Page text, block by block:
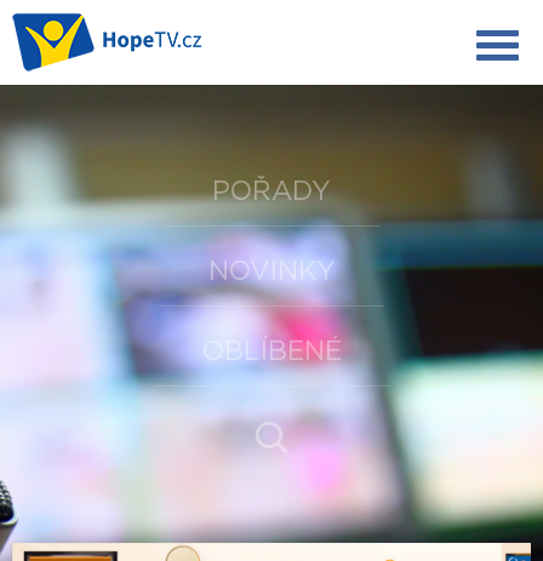
POŘADY
NOVINKY
OBLÍBENÉ